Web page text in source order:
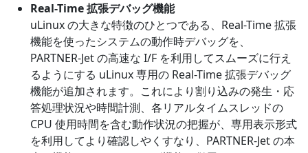
Real-Time 拡張デバッグ機能
uLinux の大きな特徴のひとつである、Real-Time 拡張
機能を使ったシステムの動作時デバッグを、
PARTNER-Jet の高速な I/F を利用してスムーズに行え
るようにする uLinux 専用の Real-Time 拡張デバッグ
機能が追加されます。これにより割り込みの発生・応
答処理状況や時間計測、各リアルタイムスレッドの
CPU 使用時間を含む動作状況の把握が、専用表示形式
を利用してより確認しやくすなり、PARTNER-Jet の本